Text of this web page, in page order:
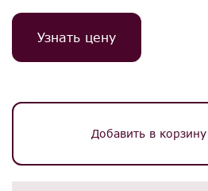
Узнать цену
Добавить в корзину